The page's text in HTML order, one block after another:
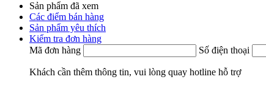
Sản phẩm đã xem
Các điểm bán hàng
Sản phẩm yêu thích
Kiểm tra đơn hàng
Mã đơn hàng
Số điện thoại
Khách cần thêm thông tin, vui lòng quay hotline hỗ trợ